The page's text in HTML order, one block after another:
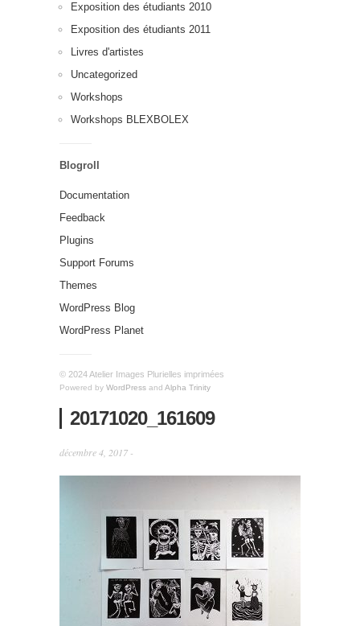
Exposition des étudiants 2010
Exposition des étudiants 2011
Livres d'artistes
Uncategorized
Workshops
Workshops BLEXBOLEX
Blogroll
Documentation
Feedback
Plugins
Support Forums
Themes
WordPress Blog
WordPress Planet
© 2024 Atelier Images Plurielles imprimées
Powered by WordPress and Alpha Trinity
20171020_161609
décembre 4, 2017 -